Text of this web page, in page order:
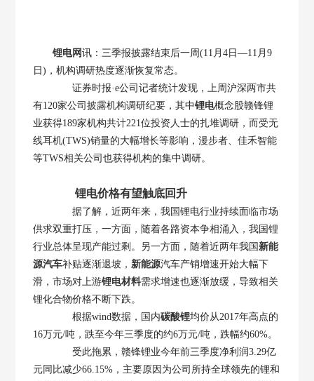
锂电网讯：三季报披露结束后一周(11月4日—11月9
日)，机构调研热度逐渐恢复常态。
证券时报·e公司记者统计发现，上周沪深两市共
有120家公司披露机构调研纪要，其中锂电概念股赣锋锂
业获得189家机构共计221位投资人士的扎堆调研，而受无
线耳机(TWS)销量的大幅增长等影响，漫步者、佳禾智能
等TWS相关公司也获得机构的集中调研。
锂电价格有望触底回升
据了解，近两年来，我国锂电行业持续面临市场
供求双重打压，一方面，随着各路资本争相涌入，我国锂
行业总体呈现产能过剩。另一方面，随着近两年我国新能
源汽车补贴逐渐退坡，新能源汽车产销增速开始大幅下
滑，市场对上游锂电材料需求增速也逐渐放缓，导致相关
锂化合物价格不断下跌。
根据wind数据，国内碳酸锂均价从2017年高点的
16万元/吨，跌至今年三季度的约6万元/吨，跌幅约60%。
受此拖累，赣锋锂业今年前三季度净利润3.29亿
元同比减少66.15%，主要原因为公司所持全球领先的锂和